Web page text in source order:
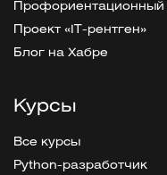
Профориентационный
Проект «IT-рентген»
Блог на Хабре
Курсы
Все курсы
Python-разработчик